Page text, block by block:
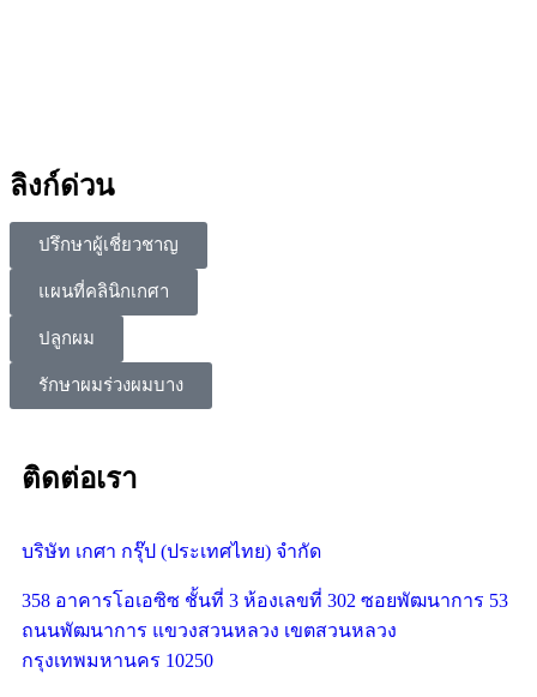
ลิงก์ด่วน
ปรึกษาผู้เชี่ยวชาญ
แผนที่คลินิกเกศา
ปลูกผม
รักษาผมร่วงผมบาง
ติดต่อเรา
บริษัท เกศา กรุ๊ป (ประเทศไทย) จำกัด
358 อาคารโอเอซิซ ชั้นที่ 3 ห้องเลขที่ 302 ซอยพัฒนาการ 53
ถนนพัฒนาการ แขวงสวนหลวง เขตสวนหลวง
กรุงเทพมหานคร 10250